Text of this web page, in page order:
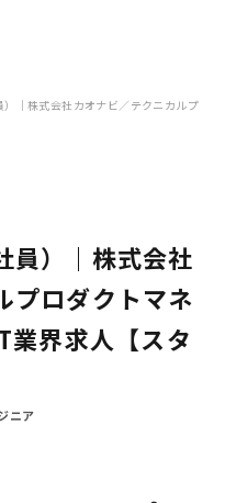
）｜株式会社カオナビ／テクニカルプロ
員）｜株式会社
プロダクトマネ
業界求人【スタ
ニア